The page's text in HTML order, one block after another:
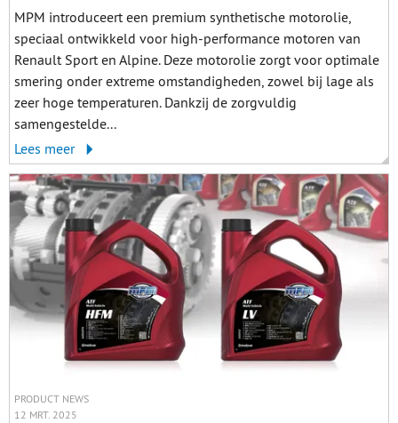
MPM introduceert een premium synthetische motorolie,
speciaal ontwikkeld voor high-performance motoren van
Renault Sport en Alpine. Deze motorolie zorgt voor optimale
smering onder extreme omstandigheden, zowel bij lage als
zeer hoge temperaturen. Dankzij de zorgvuldig
samengestelde...
Lees meer
PRODUCT NEWS
12 MRT. 2025